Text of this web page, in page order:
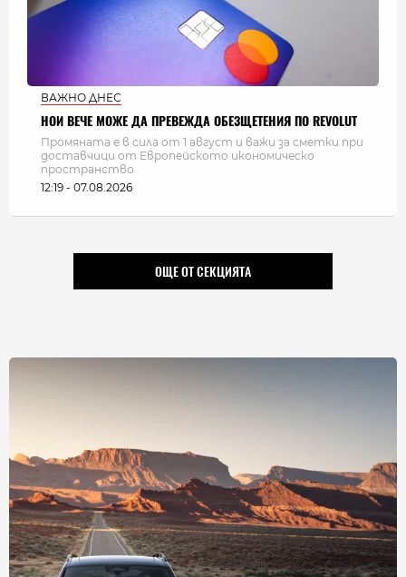
ВАЖНО ДНЕС
НОИ ВЕЧЕ МОЖЕ ДА ПРЕВЕЖДА ОБЕЗЩЕТЕНИЯ ПО REVOLUT
Промяната е в сила от 1 август и важи за сметки при
доставчици от Европейското икономическо
пространство
12:19 - 07.08.2026
ОЩЕ ОТ СЕКЦИЯТА